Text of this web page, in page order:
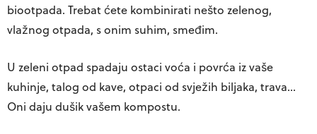
biootpada. Trebat ćete kombinirati nešto zelenog,
vlažnog otpada, s onim suhim, smeđim.
U zeleni otpad spadaju ostaci voća i povrća iz vaše
kuhinje, talog od kave, otpaci od svježih biljaka, trava…
Oni daju dušik vašem kompostu.